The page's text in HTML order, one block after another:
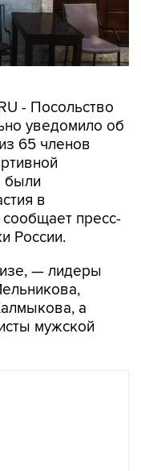
- Посольство
уведомило об
65 членов
были
в
пресс-
России.
— лидеры
а
мужской